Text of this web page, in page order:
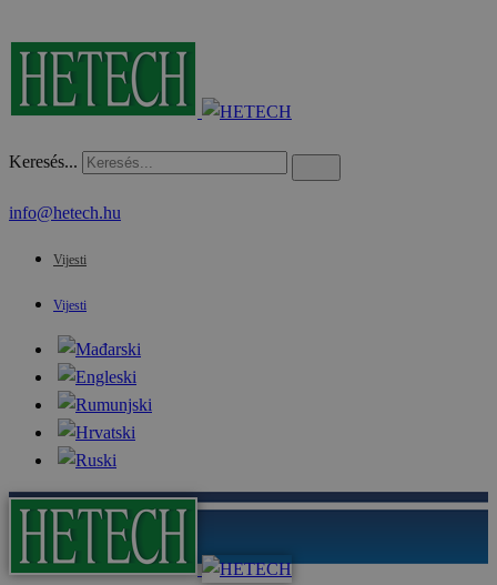
Keresés...
info@hetech.hu
Vijesti
Vijesti